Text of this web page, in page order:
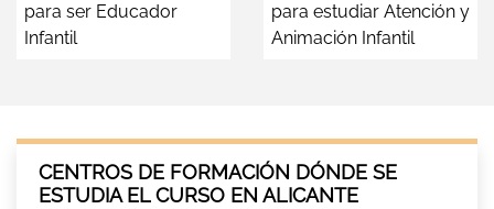
para ser Educador
Infantil
para estudiar Atención y
Animación Infantil
CENTROS DE FORMACIÓN DÓNDE SE
ESTUDIA EL CURSO EN ALICANTE